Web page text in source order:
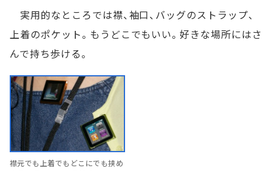
実用的なところでは襟、袖口、バッグのストラップ、
上着のポケット。もうどこでもいい。好きな場所にはさ
んで持ち歩ける。
襟元でも上着でもどこにでも挟め